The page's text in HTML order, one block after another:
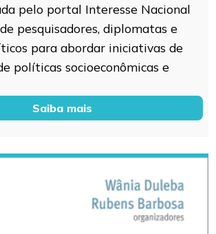
pelo portal Interesse Nacional
pesquisadores, diplomatas e
para abordar iniciativas de
políticas socioeconômicas e
Saiba mais